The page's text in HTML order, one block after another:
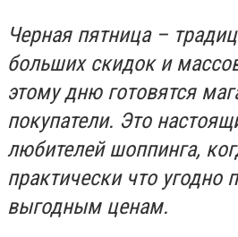
Черная пятница –
больших скидок и
этому дню готовятся
покупатели. Это
любителей шоппинга,
практически что угодно
выгодным ценам.